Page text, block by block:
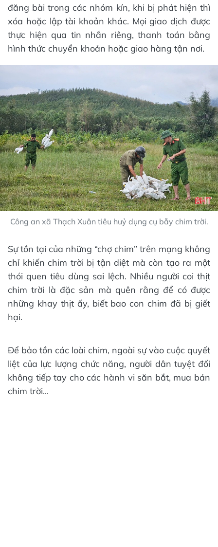
đăng bài trong các nhóm kín, khi bị phát hiện thì
xóa hoặc lập tài khoản khác. Mọi giao dịch được
thực hiện qua tin nhắn riêng, thanh toán bằng
hình thức chuyển khoản hoặc giao hàng tận nơi.
Công an xã Thạch Xuân tiêu huỷ dụng cụ bẫy chim trời.
Sự tồn tại của những “chợ chim” trên mạng không
chỉ khiến chim trời bị tận diệt mà còn tạo ra một
thói quen tiêu dùng sai lệch. Nhiều người coi thịt
chim trời là đặc sản mà quên rằng để có được
những khay thịt ấy, biết bao con chim đã bị giết
hại.
Để bảo tồn các loài chim, ngoài sự vào cuộc quyết
liệt của lực lượng chức năng, người dân tuyệt đối
không tiếp tay cho các hành vi săn bắt, mua bán
chim trời...